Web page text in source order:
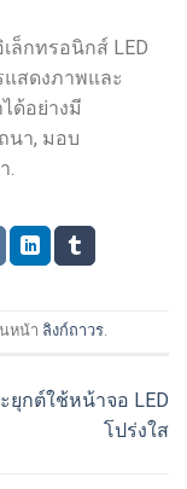
ล็กทรอนิกส์ LED
แสดงภาพและ
ด้อย่างมี
นา, มอบ
.
หน้า ลิงก์ถาวร.
ยุกต์ใช้หน้าจอ LED
โปร่งใส